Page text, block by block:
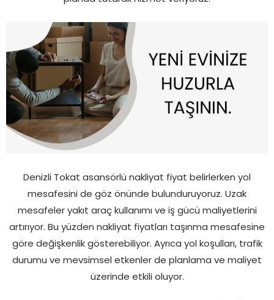
Denizli Tokat asansörlü nakliyat fiyat belirlerken yol
mesafesini de göz önünde bulunduruyoruz. Uzak
mesafeler yakıt araç kullanımı ve iş gücü maliyetlerini
artırıyor. Bu yüzden nakliyat fiyatları taşınma mesafesine
göre değişkenlik gösterebiliyor. Ayrıca yol koşulları, trafik
durumu ve mevsimsel etkenler de planlama ve maliyet
üzerinde etkili oluyor.